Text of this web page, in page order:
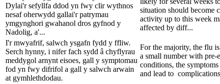
Dylai'r sefyllfa ddod yn fwy clir wythnos
nesaf oherwydd gallai'r patrymau
ymgynghori gwahanol dros gyfnod y
Nadolig, a'...
situation should become
activity up to this week
affected by diff...
I'r mwyafrif, salwch ysgafn fydd y ffliw.
Serch hynny, i nifer fach sydd â chyflyrau
meddygol arnynt eisoes, gall y symptomau
fod yn fwy difrifol a gall y salwch arwain
at gymhlethdodau.
For the majority, the flu
a small number with pre-
conditions, the
and lead to